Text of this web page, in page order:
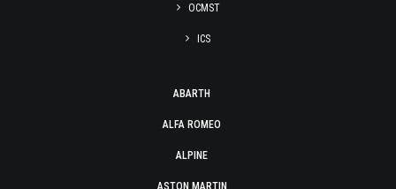
OCMST
ICS
ABARTH
ALFA ROMEO
ALPINE
ASTON MARTIN